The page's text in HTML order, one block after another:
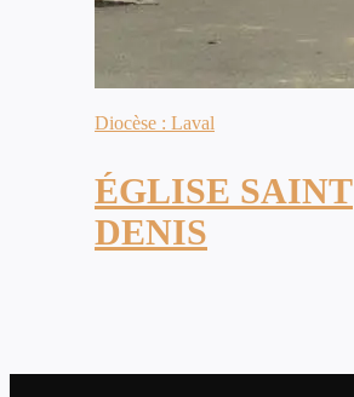
Diocèse : Laval
ÉGLISE SAINT
DENIS